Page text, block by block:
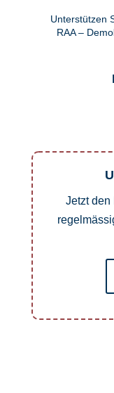
Unterstützen
RAA –
Jetzt den